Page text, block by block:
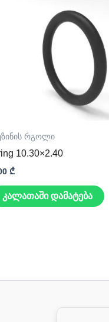
რგოლი
10.30×2.40
₾
კალათაში დამატება